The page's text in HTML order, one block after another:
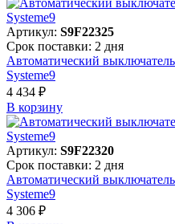
Артикул: S9F22325
Срок поставки: 2 дня
Автоматический
Systeme9
4 434 ₽
В корзинy
Артикул: S9F22320
Срок поставки: 2 дня
Автоматический
Systeme9
4 306 ₽